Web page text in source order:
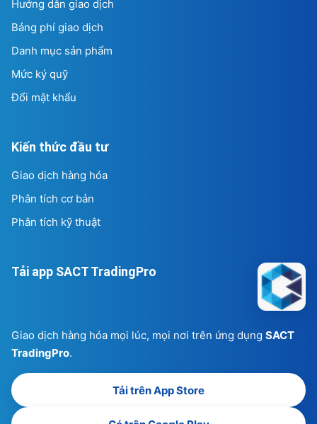
Hướng dẫn giao dịch
Bảng phí giao dịch
Danh mục sản phẩm
Mức ký quỹ
Đổi mật khẩu
Kiến thức đầu tư
Giao dịch hàng hóa
Phân tích cơ bản
Phân tích kỹ thuật
Tải app SACT TradingPro
Giao dịch hàng hóa mọi lúc, mọi nơi trên ứng dụng SACT
TradingPro.
Tải trên App Store